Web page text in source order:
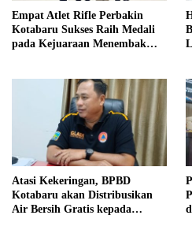
Empat Atlet Rifle Perbakin
Kotabaru Sukses Raih Medali
pada Kejuaraan Menembak
Atasi Kekeringan, BPBD
Kotabaru akan Distribusikan
Air Bersih Gratis kepada